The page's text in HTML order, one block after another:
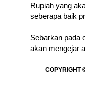
Rupiah yang
seberapa baik
Sebarkan pada
akan mengejar
COPYRIGHT